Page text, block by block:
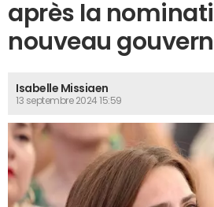
après la
nouveau
Isabelle Missiaen
13 septembre 2024 15:59